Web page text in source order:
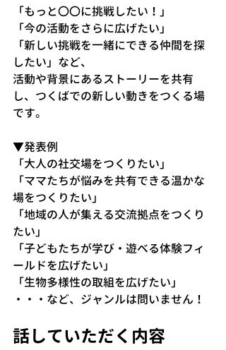
「もっと〇〇に挑戦したい！」
「今の活動をさらに広げたい」
「新しい挑戦を一緒にできる仲間を探
したい」など、
活動や背景にあるストーリーを共有
し、つくばでの新しい動きをつくる場
です。
▼発表例
「大人の社交場をつくりたい」
「ママたちが悩みを共有できる温かな
場をつくりたい」
「地域の人が集える交流拠点をつくり
たい」
「子どもたちが学び・遊べる体験フィ
ールドを広げたい」
「生物多様性の取組を広げたい」
・・・など、ジャンルは問いません！
話していただく内容